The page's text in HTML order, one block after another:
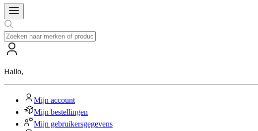
Hallo,
Mijn account
Mijn bestellingen
Mijn gebruikersgegevens